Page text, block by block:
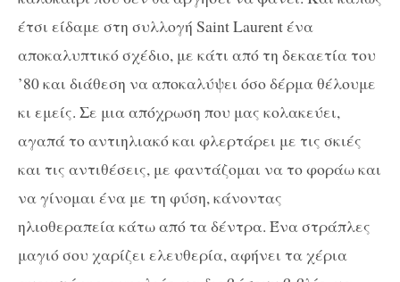
έτσι είδαμε στη συλλογή Saint Laurentένα
αποκαλυπτικό σχέδιο, με κάτι από τη δεκαετία του
’80 και διάθεση να αποκαλύψει όσο δέρμα θέλουμε
κι εμείς. Σε μια απόχρωση που μας κολακεύει,
αγαπά το αντιηλιακό και φλερτάρει με τις σκιές
και τις αντιθέσεις, με φαντάζομαι να το φοράω και
να γίνομαι ένα με τη φύση, κάνοντας
ηλιοθεραπεία κάτω από τα δέντρα. Ένα στράπλες
μαγιό σου χαρίζει ελευθερία, αφήνει τα χέρια